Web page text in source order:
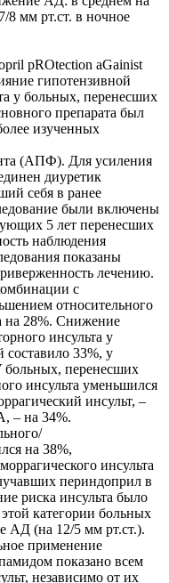
8 мм рт.ст. в ночное
pROtection aGainist
гипотензивной
у больных, перенесших
препарата был
изученных
(АПФ). Для усиления
диуретик
себя в ранее
были включены
5 лет перенесших
наблюдения
показаны
лечению.
с
относительного
на 28%. Снижение
инсульта у
составило 33%, у
перенесших
инсульта уменьшился
инсульт, –
– на 34%.
на 38%,
инсульта
периндоприл в
риска инсульта было
категории больных
АД (на 12/5 мм рт.ст.).
применение
показано всем
независимо от их